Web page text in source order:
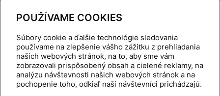
POUŽÍVAME COOKIES
Súbory cookie a ďalšie technológie sledovania
používame na zlepšenie vášho zážitku z prehliadania
našich webových stránok, na to, aby sme vám
zobrazovali prispôsobený obsah a cielené reklamy, na
analýzu návštevnosti našich webových stránok a na
pochopenie toho, odkiaľ naši návštevníci prichádzajú.
Dynamické termostatické ventily
Domov
Produkty
Aktuality
Odber šikovné tipy